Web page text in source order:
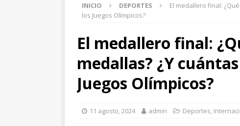
[ 7 agosto, 2026 ] Multan a Meta
[ 7 agosto, 2026 ] NL enfrente
recomendación de la OMS
[ 7 agosto, 2026 ]
Trump vuelve
INTERNACIONAL
INICIO DEPORTES
El medallero final:
los Juegos Olímpicos?
El medallero final:
medallas? ¿Y
Juegos Olímpicos?
11 agosto, 2024 admin Deportes,